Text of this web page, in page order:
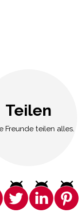
Teilen
Freunde teilen alles.